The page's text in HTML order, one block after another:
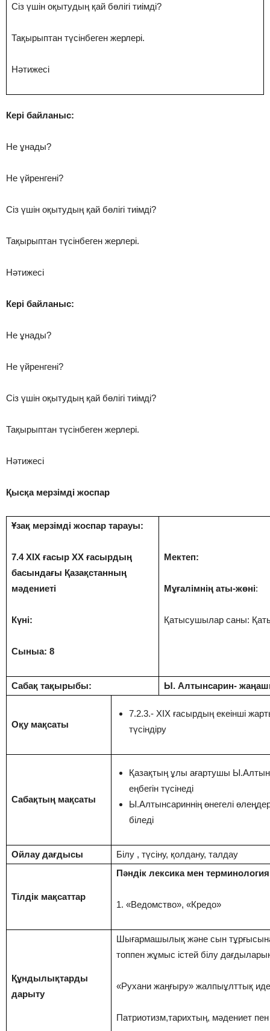
Сіз үшін оқытудың қай бөлігі тиімді?
Тақырыптан түсінбеген жерлері.
Нәтижесі
Кері байланыс:
Не ұнады?
Не үйренгені?
Сіз үшін оқытудың қай бөлігі тиімді?
Тақырыптан түсінбеген жерлері.
Нәтижесі
Кері байланыс:
Не ұнады?
Не үйренгені?
Сіз үшін оқытудың қай бөлігі тиімді?
Тақырыптан түсінбеген жерлері.
Нәтижесі
Қысқа мерзімді жоспар
Ұзақ мерзімді жоспар тарауы:
7.4 ХІХ ғасыр ХХ ғасырдың
басындағы Қазақстанның
мәдениеті
Күні:
Сыныа: 8
Мектеп:
Мұғалімнің аты-жөні:
Қатысушылар саны:
Сабақ тақырыбы: Ы. Алтынсарин-
Оқу мақсаты
7.2.3.- ХІХ ғасырдың екеінші
түсіндіру
Сабақтың мақсаты
Қазақтың ұлы ағартушы
еңбегін түсінеді
Ы.Алтынсариннің өнегелі
біледі
Ойлау дағдысы Білу , түсіну, қолдану, талдау
Тілдік мақсаттар
Пәндік лексика мен
1. «Ведомство», «Кредо»
Құндылықтарды
дарыту
Шығармашылық және сын
топпен жұмыс істей білу
«Рухани жаңғыру» жалпыұлттық
Патриотизм,тарихтың, мәдениет пен